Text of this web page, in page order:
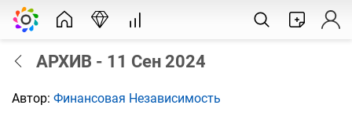
АРХИВ - 11 Сен 2024
Автор: Финансовая Независимость